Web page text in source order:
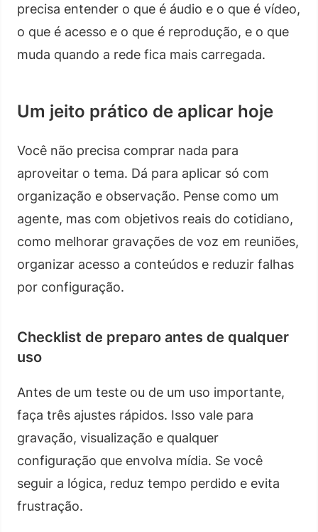
precisa entender o que é áudio e o que é vídeo,
o que é acesso e o que é reprodução, e o que
muda quando a rede fica mais carregada.
Um jeito prático de aplicar hoje
Você não precisa comprar nada para
aproveitar o tema. Dá para aplicar só com
organização e observação. Pense como um
agente, mas com objetivos reais do cotidiano,
como melhorar gravações de voz em reuniões,
organizar acesso a conteúdos e reduzir falhas
por configuração.
Checklist de preparo antes de qualquer
uso
Antes de um teste ou de um uso importante,
faça três ajustes rápidos. Isso vale para
gravação, visualização e qualquer
configuração que envolva mídia. Se você
seguir a lógica, reduz tempo perdido e evita
frustração.